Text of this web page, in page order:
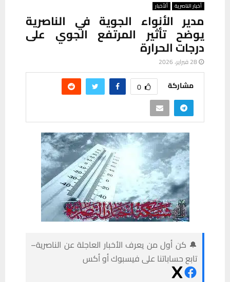
أخبار الناصرية ألأخبار
مدير الأنواء الجوية في الناصرية
يوضح تأثير المرتفع الجوي على
درجات الحرارة
28 فبراير، 2026
مشاركة 0
🔔 كن أول من يعرف الأخبار العاجلة عن الناصرية–
تابع حساباتنا على فيسبوك أو أكس